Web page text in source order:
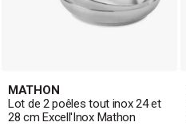
MATHON
Lot de 2 poêles tout inox 24 et
28 cm Excell'Inox Mathon